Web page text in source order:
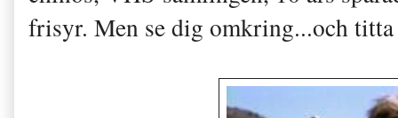
frisyr. Men se dig omkring...och